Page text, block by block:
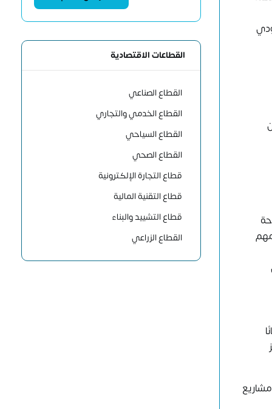
القطاعات الاقتصادية
القطاع الصناعي
القطاع الخدمي والتجاري
القطاع السياحي
القطاع الصحي
قطاع التجارة الإلكترونية
قطاع التقنية المالية
قطاع التشييد والبناء
القطاع الزراعي